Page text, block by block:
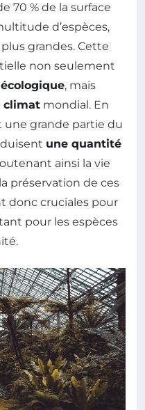
70 % de la surface
d’espèces,
grandes. Cette
non seulement
, mais
climat mondial. En
une grande partie du
une quantité
ainsi la vie
préservation de ces
donc cruciales pour
pour les espèces